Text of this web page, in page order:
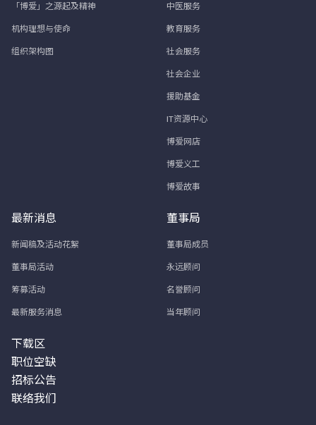
「博爱」之源起及精神
机构理想与使命
组织架构图
中医服务
教育服务
社会服务
社会企业
援助基金
IT资源中心
博爱网店
博爱义工
博爱故事
最新消息
新闻稿及活动花絮
董事局活动
筹募活动
最新服务消息
董事局
董事局成员
永远顾问
名誉顾问
当年顾问
下载区
职位空缺
招标公告
联络我们